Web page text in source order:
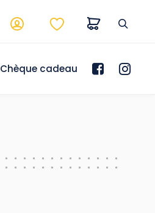
Chèque cadeau